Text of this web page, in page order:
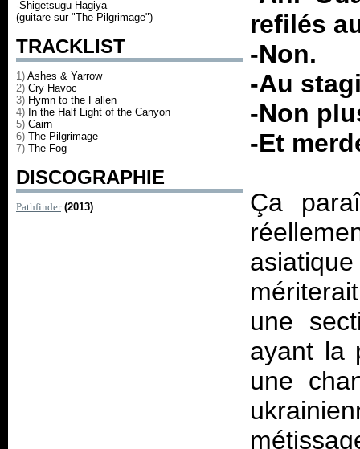
-Shigetsugu Hagiya
(guitare sur "The Pilgrimage")
TRACKLIST
1) Ashes & Yarrow
2) Cry Havoc
3) Hymn to the Fallen
4) In the Half Light of the Canyon
5) Cairn
6) The Pilgrimage
7) The Fog
DISCOGRAPHIE
Pathfinder (2013)
refilés
-Non.
-Au
-Non
-Et
Ça
une
ayant la
une